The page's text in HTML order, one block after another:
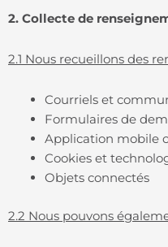
2. Collecte de
2.1 Nous recueillons des
Courriels et
Formulaires de
Application mobile
Cookies et
Objets connectés
2.2 Nous pouvons